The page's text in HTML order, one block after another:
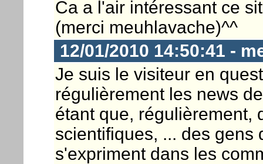
Ca a l'air intéressant ce
(merci meuhlavache)^^
12/01/2010 14:50:41 -
Je suis le visiteur en
régulièrement les news
étant que, régulièrement,
scientifiques, ... des gens
s'expriment dans les